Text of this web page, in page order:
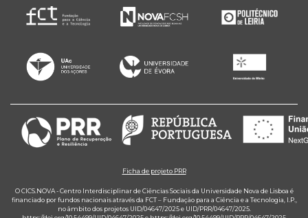
Ficha de projeto PRR
O CICS.NOVA - Centro Interdisciplinar de Ciências Sociais da Universidade Nova de Lisboa é
financiado por fundos nacionais através da FCT – Fundação para a Ciência e a Tecnologia, I.P.,
no âmbito dos projetos UID/04647/2025 e UID/PRR/04647/2025.